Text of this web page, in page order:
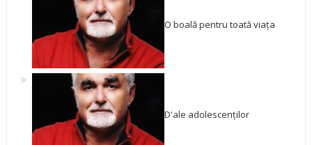
O boală pentru toată viața
D'ale adolescenților